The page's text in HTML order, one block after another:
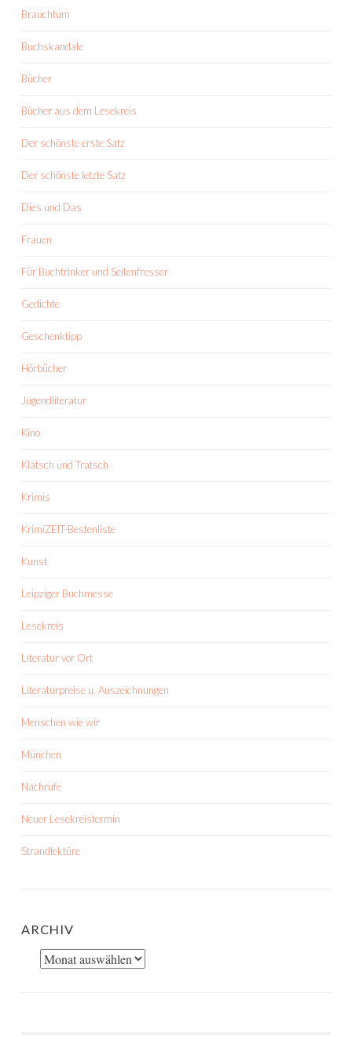
Brauchtum
Buchskandale
Bücher
Bücher aus dem Lesekreis
Der schönste erste Satz
Der schönste letzte Satz
Dies und Das
Frauen
Für Buchtrinker und Seitenfresser
Gedichte
Geschenktipp
Hörbücher
Jugendliteratur
Kino
Klatsch und Tratsch
Krimis
KrimiZEIT-Bestenliste
Kunst
Leipziger Buchmesse
Lesekreis
Literatur vor Ort
Literaturpreise u. Auszeichnungen
Menschen wie wir
München
Nachrufe
Neuer Lesekreistermin
Strandlektüre
ARCHIV
Archiv